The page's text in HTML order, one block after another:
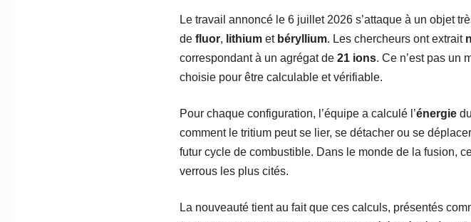
Le travail annoncé le 6 juillet 2026 s’attaque à un objet
de fluor, lithium et béryllium. Les chercheurs ont extrait
correspondant à un agrégat de 21 ions. Ce n’est pas un
choisie pour être calculable et vérifiable.
Pour chaque configuration, l’équipe a calculé l’énergie
comment le tritium peut se lier, se détacher ou se
futur cycle de combustible. Dans le monde de la fusion,
verrous les plus cités.
La nouveauté tient au fait que ces calculs, présentés